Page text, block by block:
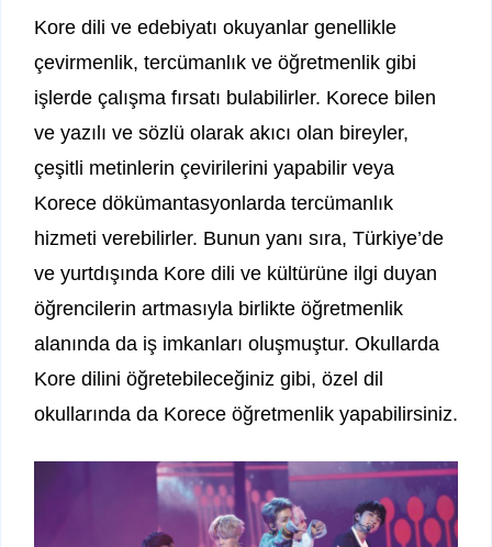
Kore dili ve edebiyatı okuyanlar genellikle
çevirmenlik, tercümanlık ve öğretmenlik gibi
işlerde çalışma fırsatı bulabilirler. Korece bilen
ve yazılı ve sözlü olarak akıcı olan bireyler,
çeşitli metinlerin çevirilerini yapabilir veya
Korece dökümantasyonlarda tercümanlık
hizmeti verebilirler. Bunun yanı sıra, Türkiye’de
ve yurtdışında Kore dili ve kültürüne ilgi duyan
öğrencilerin artmasıyla birlikte öğretmenlik
alanında da iş imkanları oluşmuştur. Okullarda
Kore dilini öğretebileceğiniz gibi, özel dil
okullarında da Korece öğretmenlik yapabilirsiniz.